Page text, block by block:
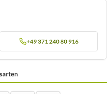
+49 371 240 80 916